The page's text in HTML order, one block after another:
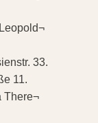
33.
11.
There¬